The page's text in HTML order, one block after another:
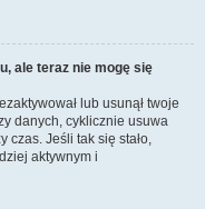
ale teraz nie mogę się
lub usunął twoje
danych, cyklicznie usuwa
czas. Jeśli tak się stało,
aktywnym i